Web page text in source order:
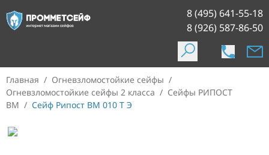
8 (495) 641-55-18
8 (926) 587-86-50
Главная / Огневзломостойкие сейфы /
Огневзломостойкие сейфы 2 класса / Сейфы РИПОСТ
ВМ / Сейф Рипост ВМ 010 Т Э